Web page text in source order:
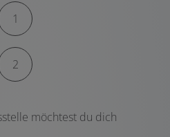
1
2
möchtest du dich